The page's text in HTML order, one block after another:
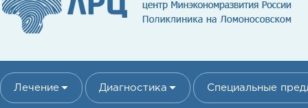
Лечение Диагностика Специальные